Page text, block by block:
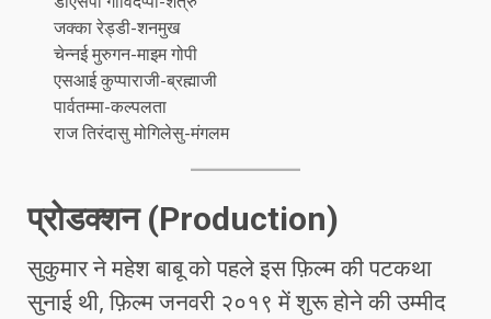
जक्का रेड्डी-शनमुख
चेन्नई मुरुगन-माइम गोपी
एसआई कुप्पाराजी-ब्रह्माजी
पार्वतम्मा-कल्पलता
राज तिरंदासु मोगिलेसु-मंगलम
प्रोडक्शन (Production)
सुकुमार ने महेश बाबू को पहले इस फ़िल्म की पटकथा
सुनाई थी, फ़िल्म जनवरी २०१९ में शुरू होने की उम्मीद